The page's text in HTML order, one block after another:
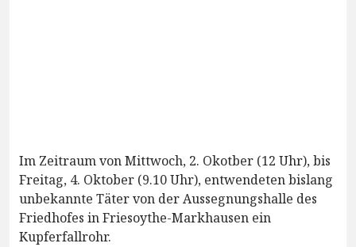
Im Zeitraum von Mittwoch, 2. Okotber (12 Uhr), bis
Freitag, 4. Oktober (9.10 Uhr), entwendeten bislang
unbekannte Täter von der Aussegnungshalle des
Friedhofes in Friesoythe-Markhausen ein
Kupferfallrohr.